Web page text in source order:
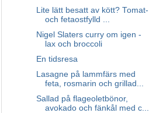
Lite lätt besatt av kött? Tomat-
och fetaostfylld ...
Nigel Slaters curry om igen -
lax och broccoli
En tidsresa
Lasagne på lammfärs med
feta, rosmarin och grillad...
Sallad på flageoletbönor,
avokado och fänkål med c...